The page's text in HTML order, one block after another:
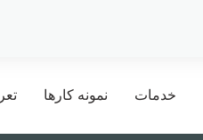
خدمات نمونه کارها